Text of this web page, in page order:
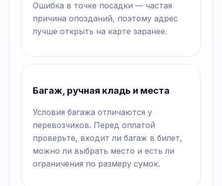
Ошибка в точке посадки — частая
причина опозданий, поэтому адрес
лучше открыть на карте заранее.
Багаж, ручная кладь и места
Условия багажа отличаются у
перевозчиков. Перед оплатой
проверьте, входит ли багаж в билет,
можно ли выбрать место и есть ли
ограничения по размеру сумок.